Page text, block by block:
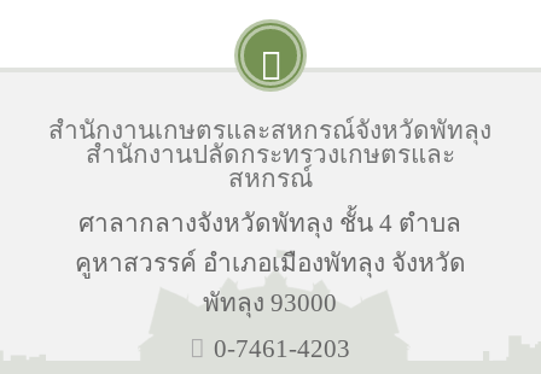
สำนักงานเกษตรและสหกรณ์จังหวัดพัทลุง
สำนักงานปลัดกระทรวงเกษตรและ
สหกรณ์
ศาลากลางจังหวัดพัทลุง ชั้น 4 ตำบล
คูหาสวรรค์ อำเภอเมืองพัทลุง จังหวัด
พัทลุง 93000
0-7461-4203